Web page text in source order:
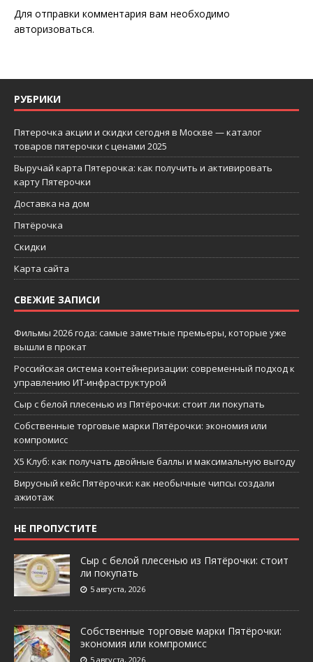
Для отправки комментария вам необходимо
авторизоваться.
РУБРИКИ
Пятерочка акции и скидки сегодня в Москве — каталог
товаров пятерочки с ценами 2025
Выручай карта Пятерочка: как получить и активировать
карту Пятерочки
Доставка на дом
Пятёрочка
Скидки
Карта сайта
СВЕЖИЕ ЗАПИСИ
Фильмы 2026 года: самые заметные премьеры, которые уже
вышли в прокат
Российская система контейнеризации: современный подход к
управлению ИТ-инфраструктурой
Сыр с белой плесенью из Пятёрочки: стоит ли покупать
Собственные торговые марки Пятёрочки: экономия или
компромисс
X5 Клуб: как получать двойные баллы и максимальную выгоду
Вирусный кейс Пятёрочки: как необычные чипсы создали
ажиотаж
НЕ ПРОПУСТИТЕ
Сыр с белой плесенью из Пятёрочки: стоит
ли покупать
5 августа, 2026
Собственные торговые марки Пятёрочки:
экономия или компромисс
5 августа, 2026